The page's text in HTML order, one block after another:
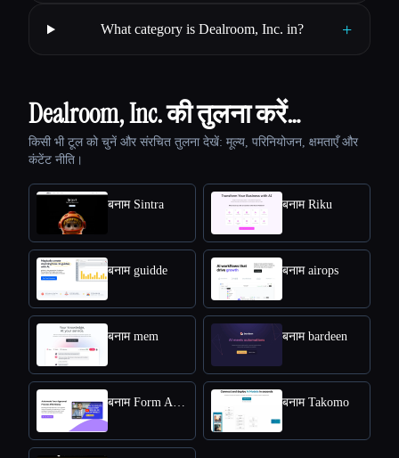
What category is Dealroom, Inc. in? +
Dealroom, Inc. की तुलना करें…
किसी भी टूल को चुनें और संरचित तुलना देखें: मूल्य, परिनियोजन, क्षमताएँ और
कंटेंट नीति।
बनाम Sintra बनाम Riku
बनाम guidde बनाम airops
बनाम mem बनाम bardeen
बनाम Form Approval बनाम Takomo